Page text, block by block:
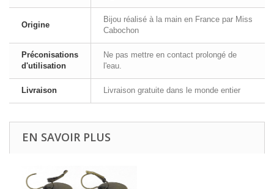
Origine
Bijou réalisé à la main en France par Miss
Cabochon
Préconisations
d'utilisation
Ne pas mettre en contact prolongé de
l'eau.
Livraison Livraison gratuite dans le monde entier
EN SAVOIR PLUS